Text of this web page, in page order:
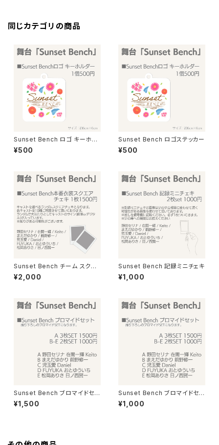
同じカテゴリの商品
Sunset Bench ロゴ キーホル
ダー
¥500
Sunset Bench ロゴステッカー
¥500
Sunset Bench チーム スクエ
アチェキ
¥2,000
Sunset Bench 記録ミニチェキ
¥1,000
Sunset Bench ブロマイドセッ
ト A
¥1,500
Sunset Bench ブロマイドセッ
ト B〜E
¥1,000